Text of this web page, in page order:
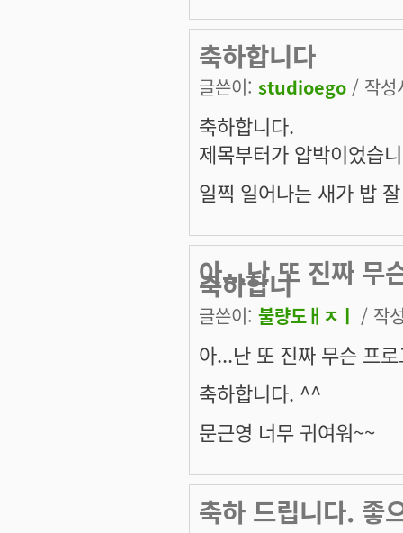
축하합니다
글쓴이: studioego / 작
축하합니다.
제목부터가 압박이었습
일찍 일어나는 새가 밥
아...난 또 진짜 무
축하합니
글쓴이: 불량도ㅐㅈㅣ / 작
아...난 또 진짜 무슨 프
축하합니다. ^^
문근영 너무 귀여워~~
축하 드립니다. 좋